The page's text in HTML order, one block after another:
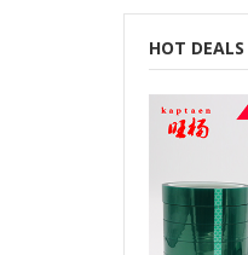
HOT DEALS